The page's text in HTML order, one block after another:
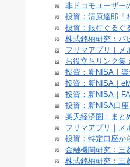
非ドコモユーザ
投資：清原達郎「
投資：銀行ぐるぐ
株式銘柄研究：パ
フリマアプリ｜
お役立ちリンク集
投資：新NISA｜
投資：新NISA｜
投資：新NISA｜
投資：新NISA口
楽天経済圏：まと
フリマアプリ｜メ
投資：特定口座か
金融機関研究：三
株式銘柄研究：三